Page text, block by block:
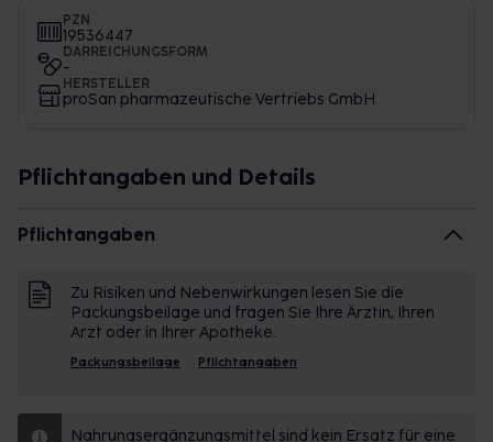
PZN
19536447
DARREICHUNGSFORM
-
HERSTELLER
proSan pharmazeutische Vertriebs GmbH
Pflichtangaben und Details
Pflichtangaben
Zu Risiken und Nebenwirkungen lesen Sie die
Packungsbeilage und fragen Sie Ihre Ärztin, Ihren
Arzt oder in Ihrer Apotheke.
Packungsbeilage Pflichtangaben
Nahrungsergänzungsmittel sind kein Ersatz für eine